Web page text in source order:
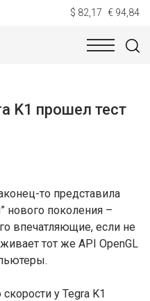
$ 82,17 € 94,84
K1 прошел тест
то представила
нового поколения –
впечатляющие, если не
тот же API OpenGL
у Tegra K1